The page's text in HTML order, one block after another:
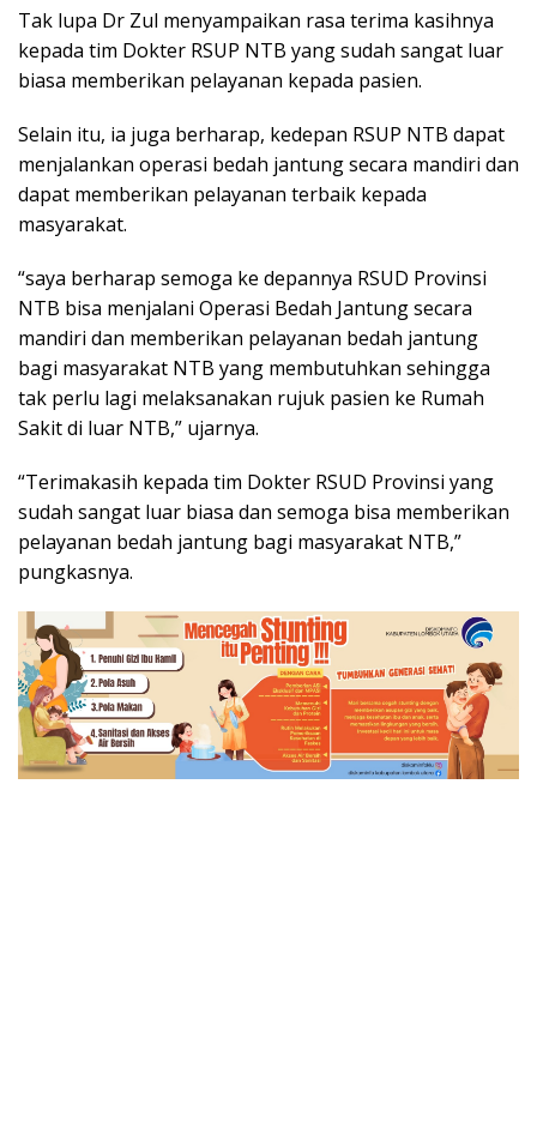
Tak lupa Dr Zul menyampaikan rasa terima kasihnya
kepada tim Dokter RSUP NTB yang sudah sangat luar
biasa memberikan pelayanan kepada pasien.
Selain itu, ia juga berharap, kedepan RSUP NTB dapat
menjalankan operasi bedah jantung secara mandiri dan
dapat memberikan pelayanan terbaik kepada
masyarakat.
“saya berharap semoga ke depannya RSUD Provinsi
NTB bisa menjalani Operasi Bedah Jantung secara
mandiri dan memberikan pelayanan bedah jantung
bagi masyarakat NTB yang membutuhkan sehingga
tak perlu lagi melaksanakan rujuk pasien ke Rumah
Sakit di luar NTB,” ujarnya.
“Terimakasih kepada tim Dokter RSUD Provinsi yang
sudah sangat luar biasa dan semoga bisa memberikan
pelayanan bedah jantung bagi masyarakat NTB,”
pungkasnya.